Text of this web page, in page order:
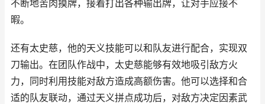
不断地苦肉摸牌，接着打出各种输出牌，让对手应接不
暇。
还有太史慈，他的天义技能可以和队友进行配合，实现双
刀输出。在团队作战中，太史慈能够有效地吸引敌方火
力，同时利用技能对敌方造成高额伤害。他可以选择和合
适的队友联动，通过天义拼点成功后，对敌方决定因素武